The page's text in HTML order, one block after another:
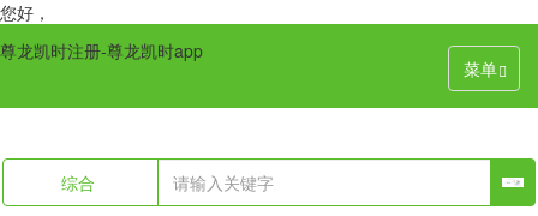
您好，
菜单
尊龙凯时注册-尊龙凯时app
综合